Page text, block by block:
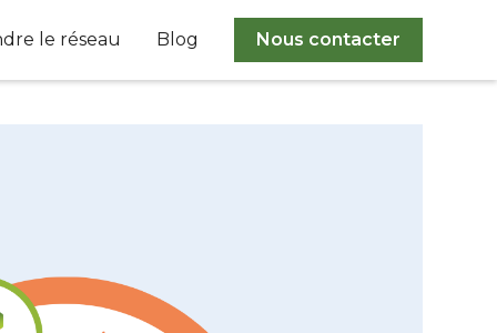
le réseau Blog Nous contacter